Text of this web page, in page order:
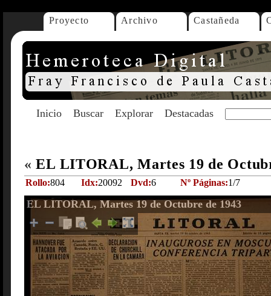
Proyecto Archivo Castañeda
Inicio Buscar Explorar Destacadas
« EL LITORAL, Martes 19 de
Rollo:804 Idx:20092 Dvd:6 Nº Páginas:1/7
EL LITORAL, Martes 19 de Octubre de 1943